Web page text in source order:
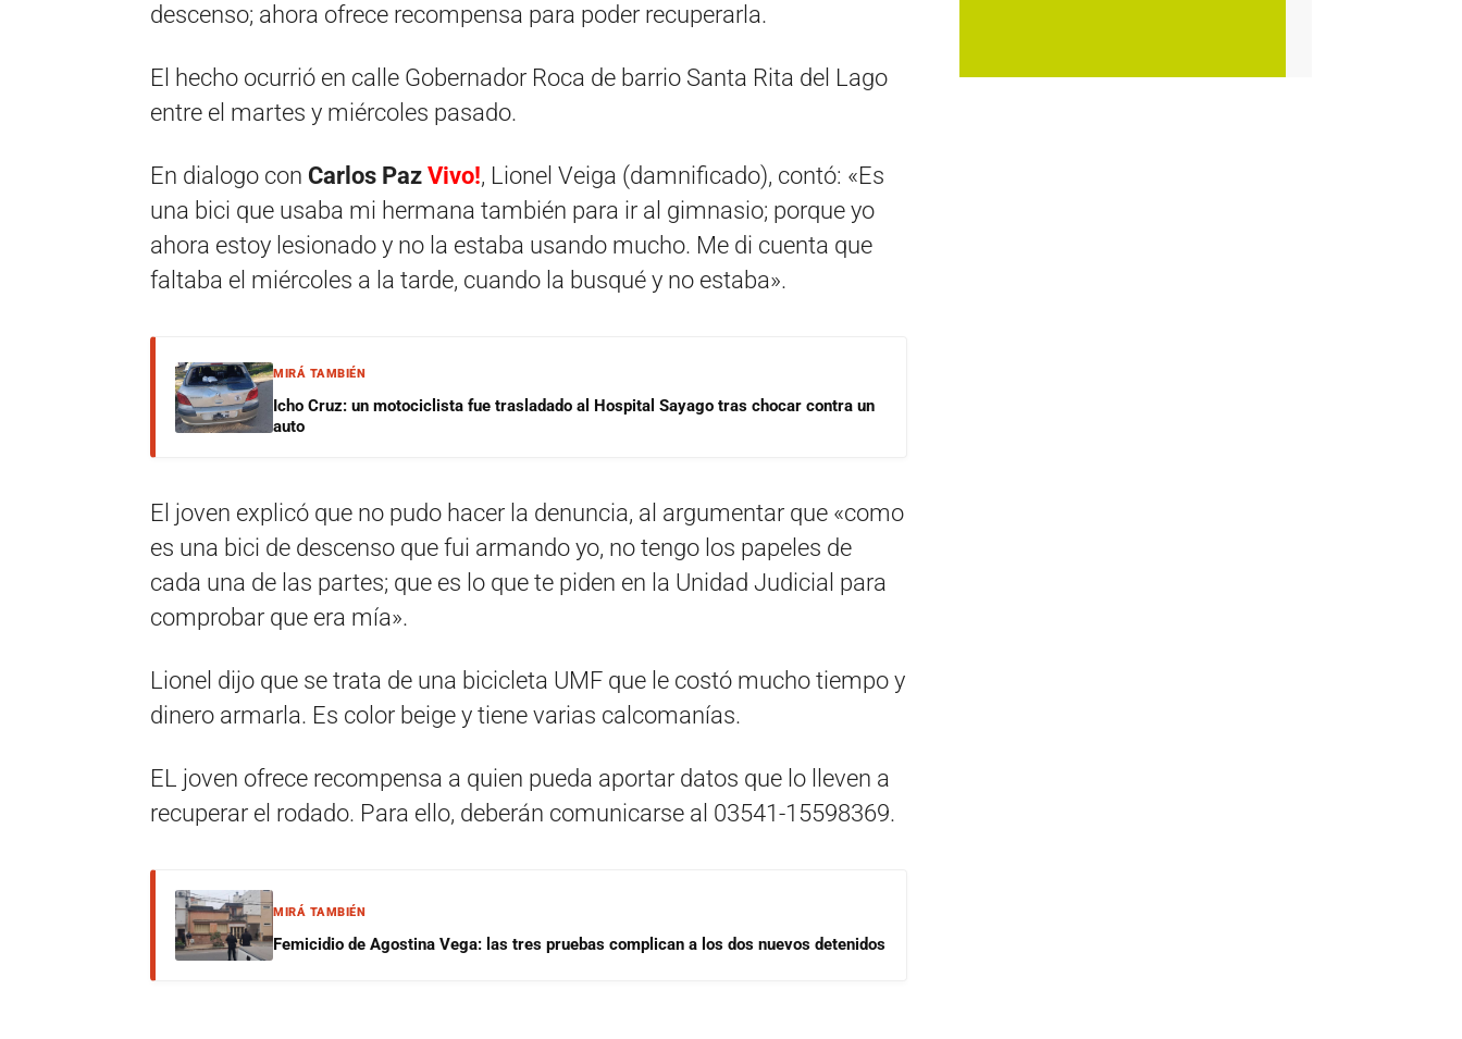
descenso; ahora ofrece recompensa para poder recuperarla.
El hecho ocurrió en calle Gobernador Roca de barrio Santa Rita del Lago
entre el martes y miércoles pasado.
En dialogo con Carlos Paz Vivo!, Lionel Veiga (damnificado), contó: «Es
una bici que usaba mi hermana también para ir al gimnasio; porque yo
ahora estoy lesionado y no la estaba usando mucho. Me di cuenta que
faltaba el miércoles a la tarde, cuando la busqué y no estaba».
MIRÁ TAMBIÉN
Icho Cruz: un motociclista fue trasladado al Hospital Sayago tras chocar contra un
auto
El joven explicó que no pudo hacer la denuncia, al argumentar que «como
es una bici de descenso que fui armando yo, no tengo los papeles de
cada una de las partes; que es lo que te piden en la Unidad Judicial para
comprobar que era mía».
Lionel dijo que se trata de una bicicleta UMF que le costó mucho tiempo y
dinero armarla. Es color beige y tiene varias calcomanías.
EL joven ofrece recompensa a quien pueda aportar datos que lo lleven a
recuperar el rodado. Para ello, deberán comunicarse al 03541-15598369.
MIRÁ TAMBIÉN
Femicidio de Agostina Vega: las tres pruebas complican a los dos nuevos detenidos